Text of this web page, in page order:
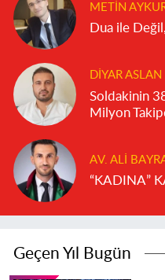
METIN
Dua ile
DIYAR ASLAN
Soldakinin
Milyon
AV. ALI
“KADINA”
Geçen Yıl Bugün